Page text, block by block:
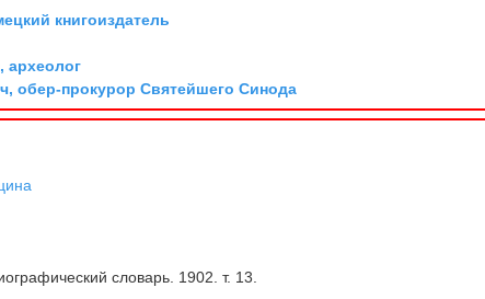
книгоиздатель
археолог
обер-прокурор Святейшего Синода
словарь. 1902. т. 13.